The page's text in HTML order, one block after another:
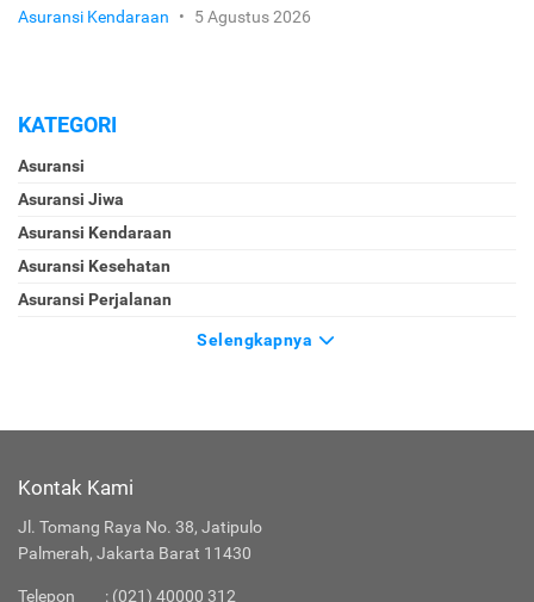
Asuransi Kendaraan • 5 Agustus 2026
KATEGORI
Asuransi
Asuransi Jiwa
Asuransi Kendaraan
Asuransi Kesehatan
Asuransi Perjalanan
Selengkapnya
Kontak Kami
Jl. Tomang Raya No. 38, Jatipulo
Palmerah, Jakarta Barat 11430
Telepon
: (021) 40000 312